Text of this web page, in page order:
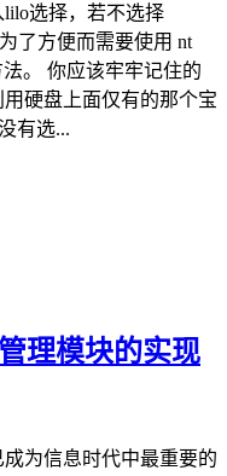
选择，若不选择
了方便而需要使用 nt
。 你应该牢牢记住的
硬盘上面仅有的那个宝
有选...
理模块的实现
为信息时代中最重要的